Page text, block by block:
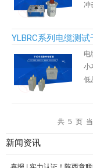
冲
YLBRC系列电缆测
电
小
低
共 5 页 当
新闻资讯